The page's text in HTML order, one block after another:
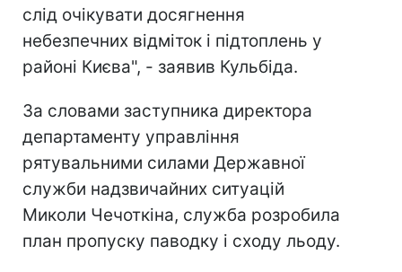
слід очікувати досягнення
небезпечних відміток і підтоплень у
районі Києва", - заявив Кульбіда.
За словами заступника директора
департаменту управління
рятувальними силами Державної
служби надзвичайних ситуацій
Миколи Чечоткіна, служба розробила
план пропуску паводку і сходу льоду.